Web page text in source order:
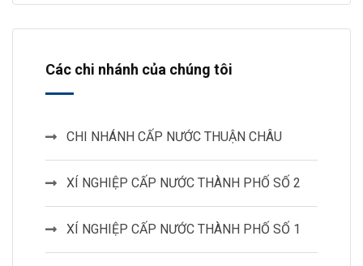
Các chi nhánh của chúng tôi
CHI NHÁNH CẤP NƯỚC THUẬN CHÂU
XÍ NGHIỆP CẤP NƯỚC THÀNH PHỐ SỐ 2
XÍ NGHIỆP CẤP NƯỚC THÀNH PHỐ SỐ 1